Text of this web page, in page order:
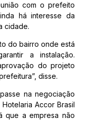
com o prefeito
há interesse da
cidade.
do bairro onde está
a instalação.
do projeto
disse.
na negociação
Accor Brasil
que a empresa não